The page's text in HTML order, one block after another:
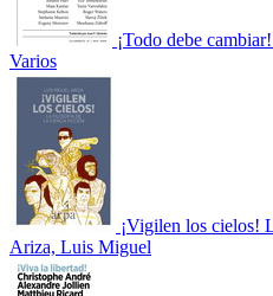
¡Todo debe
Varios
¡Vigilen los cielos!
Ariza, Luis Miguel